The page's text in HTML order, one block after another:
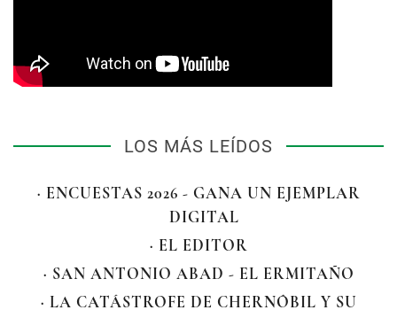
LOS MÁS LEÍDOS
· ENCUESTAS 2026 - GANA UN EJEMPLAR
DIGITAL
· EL EDITOR
· SAN ANTONIO ABAD - EL ERMITAÑO
· LA CATÁSTROFE DE CHERNÓBIL Y SU